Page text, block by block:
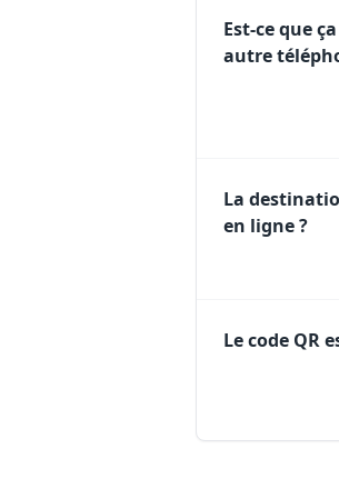
Est-ce que
autre
La
en ligne ?
Le code QR